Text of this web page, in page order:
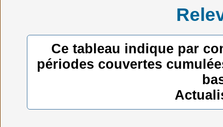
Ce tableau indique par
périodes couvertes